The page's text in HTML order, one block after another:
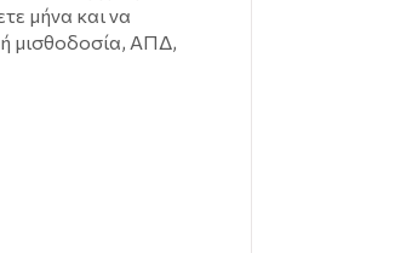
μήνα και να
μισθοδοσία, ΑΠΔ,